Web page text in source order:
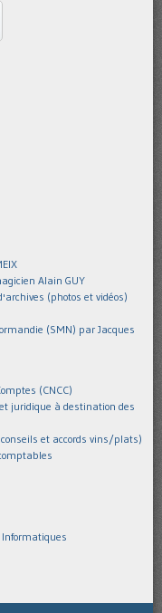
Alain GUY
(photos et vidéos)
(SMN) par Jacques
(CNCC)
juridique à destination des
et accords vins/plats)
Informatiques